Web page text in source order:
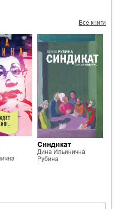
Все книги
Синдикат
Дина Ильинична
Рубина